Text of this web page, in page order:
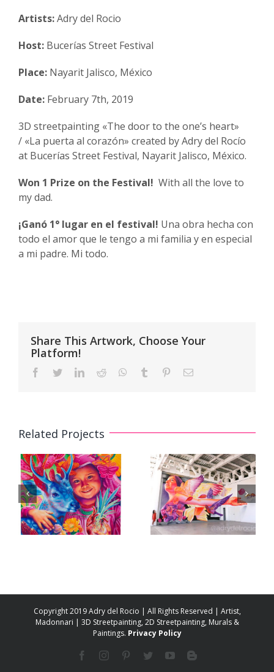
Artists:Adry del Rocio
Host: Bucerías Street Festival
Place: Nayarit Jalisco, México
Date: February 7th, 2019
3D streetpainting «The door to the one’s heart»
/ «La puerta al corazón» created by Adry del Rocío
at Bucerías Street Festival, Nayarit Jalisco, México.
Won 1 Prize on the Festival! With all the love to
my dad.
¡Ganó 1° lugar en el festival! Una obra hecha con
todo el amor que le tengo a mi familia y en especial
a mi padre. Mi todo.
Share This Artwork, Choose Your
Platform!
Facebook
TwitterLinkedIn
Reddit WhatsApp
Tumblr PinterestEmail
Related Projects
3D Mural «A
Future for All»
/ «Un Futuro
para Todas»
3D Mural
«Floating in
Pink» /
«Flotando en
Copyright 2019 Adry del Rocio | All Rights Reserved | Artist,
Madonnari | 3D Streetpainting, 2D Streetpainting, Murals &
Paintings. Privacy Policy
FacebookInstagramPinterestTwitterYouTubeBlogger